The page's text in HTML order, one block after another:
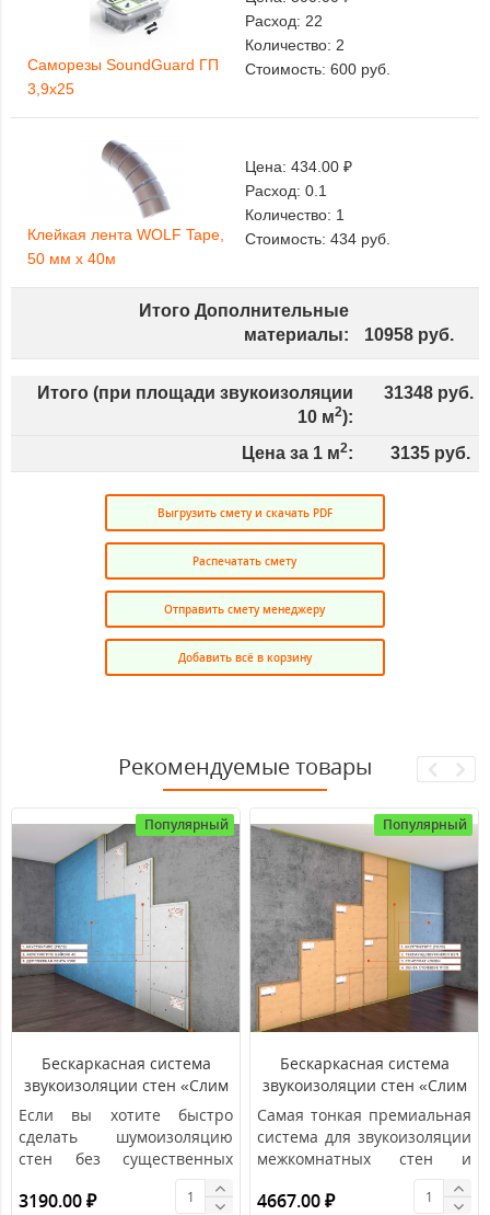
Саморезы SoundGuard ГП
3,9х25
Расход: 22
Количество: 2
Стоимость: 600 руб.
Клейкая лента WOLF Tape,
50 мм х 40м
Цена: 434.00 ₽
Расход: 0.1
Количество: 1
Стоимость: 434 руб.
Итого Дополнительные
материалы:
10958 руб.
Итого (при площади звукоизоляции
10 м2):
31348 руб.
Цена за 1 м2: 3135 руб.
Выгрузить смету и скачать PDF
Распечатать смету
Отправить смету менеджеру
Добавить всё в корзину
Рекомендуемые товары
Популярный
Бескаркасная система
звукоизоляции стен «Слим
А»
Если вы хотите быстро
сделать шумоизоляцию
стен без существенных
затрат, то вам подойдет
бескаркасна..
3190.00 ₽
Популярный
Бескаркасная система
звукоизоляции стен «Слим
Премиум»
Самая тонкая премиальная
система для звукоизоляции
межкомнатных стен и
перегородок в квартирах,
заго..
4667.00 ₽